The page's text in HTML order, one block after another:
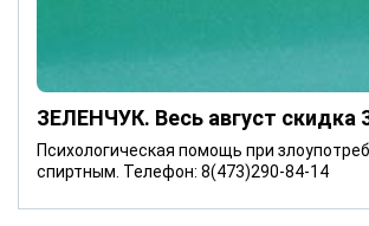
ЗЕЛЕНЧУК. Весь август скидка
Психологическая помощь при
спиртным. Телефон: 8(473)290-84-14